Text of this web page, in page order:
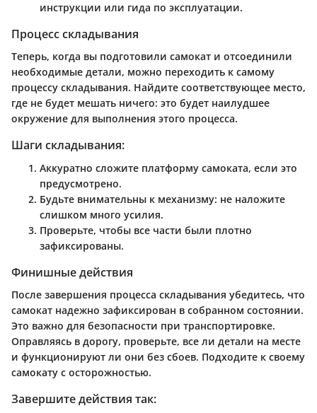
инструкции или гида по эксплуатации.
Процесс складывания
Теперь, когда вы подготовили самокат и отсоединили
необходимые детали, можно переходить к самому
процессу складывания. Найдите соответствующее место,
где не будет мешать ничего: это будет наилудшее
окружение для выполнения этого процесса.
Шаги складывания:
Аккуратно сложите платформу самоката, если это
предусмотрено.
Будьте внимательны к механизму: не наложите
слишком много усилия.
Проверьте, чтобы все части были плотно
зафиксированы.
Финишные действия
После завершения процесса складывания убедитесь, что
самокат надежно зафиксирован в собранном состоянии.
Это важно для безопасности при транспортировке.
Оправляясь в дорогу, проверьте, все ли детали на месте
и функционируют ли они без сбоев. Подходите к своему
самокату с осторожностью.
Завершите действия так: